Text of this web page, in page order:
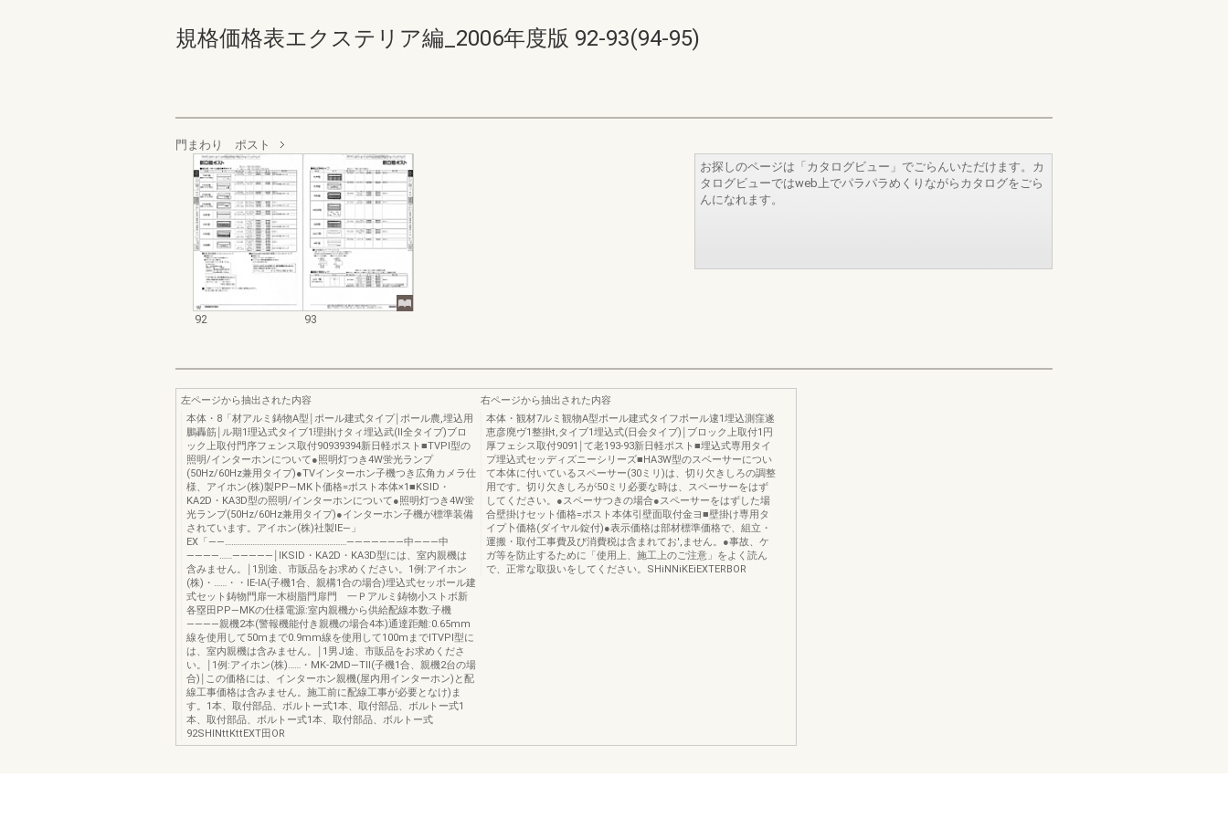
規格価格表エクステリア編_2006年度版 92-93(94-95)
門まわり ポスト
92 93
お探しのページは「カタログビュー」でごらんいただけます。カ
タログビューではweb上でパラパラめくりながらカタログをごら
んになれます。
左ページから抽出された内容
本体・8「材アルミ鋳物A型￨ポール建式タイプ￨ポール農,埋込用
鵬轟筋￨ル期1理込式タイブ1理掛けタィ埋込武(ll全タイブ)ブロ
ック上取付門序フェンス取付90939394新日軽ポスト■TVPl型の
照明/インターホンについて●照明灯つき4W蛍光ランプ
(50Hz/60Hz兼用タイプ)●TVインターホン子機つき広角カメラ仕
様、アイホン(株)製PP―MK卜価格=ポスト本体×1■KSlD・
KA2D・KA3D型の照明/インターホンについて●照明灯つき4W蛍
光ランプ(50Hz/60Hz兼用タイプ)●インターホン子機が標準装備
されています。アイホン(株)社製IE―」
EX「――…………………………………………………―――――――中―――中
――――……―――――￨IKSlD・KA2D・KA3D型には、室内親機は
含みません。￨1別途、市販品をお求めください。1例:アイホン
(株)・……・・IE-lA(子機1合、親構1合の場合)埋込式セッポール建
式セット鋳物門扉一木樹脂門扉門 一Ｐアルミ鋳物小ストボ新
各塁田PP―MKの仕様電源:室内親機から供給配線本数:子機
――――親機2本(警報機能付き親機の場合4本)通達距離:0.65mm
線を使用して50mまで0.9mm線を使用して100mまでITVPl型に
は、室内親機は含みません。￨1男J途、市販品をお求めくださ
い。￨1例:アイホン(株)……・MK-2MD―TII(子機1合、親機2台の場
合)￨この価格には、インターホン親機(屋内用インターホン)と配
線工事価格は含みません。施工前に配線工事が必要となけ)ま
す。1本、取付部品、ボルトー式1本、取付部品、ボルトー式1
本、取付部品、ボルトー式1本、取付部品、ボルトー式
92SHINttKttEXT田OR
右ページから抽出された内容
本体・観材7ルミ観物A型ポール建式タイフポール逮1埋込測窪遂
恵彦廃ヴ1整掛t,タイブ1埋込式(日会タイブ)￨ブロック上取付1円
厚フェシス取付9091￨て老193‐93新日軽ポスト■埋込式専用タイ
プ埋込式セッディズニーシリーズ■HA3W型のスベーサーについ
て本体に付いているスペーサー(30ミリ)は、切り欠きしろの調整
用です。切り欠きしろが50ミリ必要な時は、スペーサーをはず
してください。●スペーサつきの場合●スペーサーをはずした場
合壁掛けセット価格=ポスト本体引壁面取付金ヨ■壁掛け専用タ
イプ卜価格(ダイヤル錠付)●表示価格は部材標準価格で、組立・
運搬・取付工事費及び消費税は含まれてお',ません。●事故、ケ
ガ等を防止するために「使用上、施工上のご注意」をよく読ん
で、正常な取扱いをしてください。SHiNNiKEiEXTERBOR